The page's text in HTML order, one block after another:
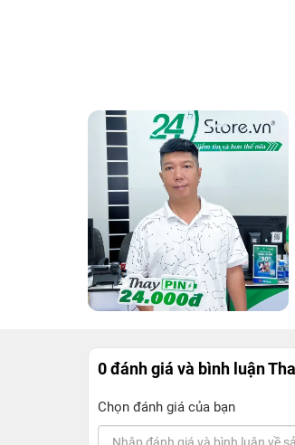
0 đánh giá và bình luận
Chọn đánh giá của bạn